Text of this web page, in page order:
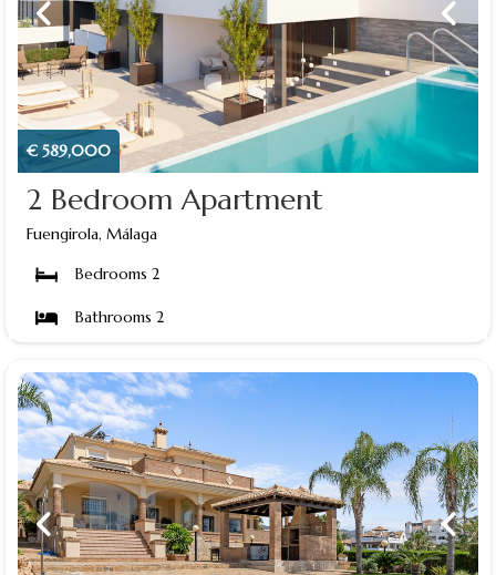
€ 589,000
2 Bedroom Apartment
Fuengirola, Málaga
Bedrooms 2
Bathrooms 2